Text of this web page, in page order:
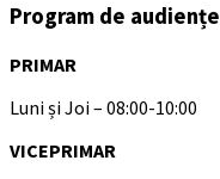
Program de audiențe
PRIMAR
Luni și Joi – 08:00-10:00
VICEPRIMAR